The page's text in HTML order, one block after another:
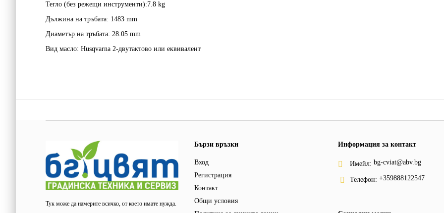
Тегло (без режещи инструменти):7.8 kg
Дължина на тръбата: 1483 mm
Диаметър на тръбата: 28.05 mm
Вид масло: Husqvarna 2-двутактово или еквивалент
Тук може да намерите всичко, от което имате нужда.
Бързи връзки
Вход
Регистрация
Контакт
Общи условия
Информация за контакт
Имейл: bg-cviat@abv.bg
Телефон: +359888122547